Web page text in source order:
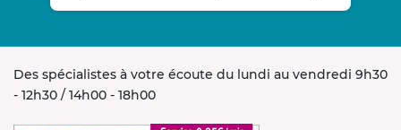
Des spécialistes à votre écoute du lundi au vendredi 9h30
- 12h30 / 14h00 - 18h00